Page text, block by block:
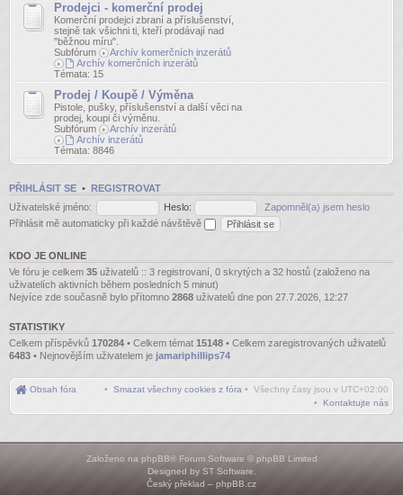
Prodejci - komerční prodej
Komerční prodejci zbraní a příslušenství,
stejně tak všichni ti, kteří prodávají nad
"běžnou míru".
Subfórum
Archív komerčních inzerátů
Archív komerčních inzerátů
Témata: 15
Prodej / Koupě / Výměna
Pistole, pušky, příslušenství a další věci na
prodej, koupi či výměnu.
Subfórum
Archív inzerátů
Archív inzerátů
Témata: 8846
PŘIHLÁSIT SE • REGISTROVAT
Uživatelské jméno:
Heslo:
Zapomněl(a) jsem heslo
Přihlásit mě automaticky při každé návštěvě
KDO JE ONLINE
Ve fóru je celkem 35 uživatelů :: 3 registrovaní, 0 skrytých a 32 hostů (založeno na
uživatelích aktivních během posledních 5 minut)
Nejvíce zde současně bylo přítomno 2868 uživatelů dne pon 27.7.2026, 12:27
STATISTIKY
Celkem příspěvků 170284 • Celkem témat 15148 • Celkem zaregistrovaných uživatelů
6483 • Nejnovějším uživatelem je jamariphillips74
Obsah fóra • Všechny časy jsou v UTC+02:00
• Smazat všechny cookies z fóra
• Kontaktujte nás
Založeno na phpBB® Forum Software © phpBB Limited
Designed by ST Software
Český překlad – phpBB.cz